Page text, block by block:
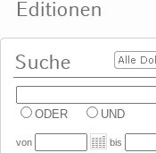
ODER UND
von bis